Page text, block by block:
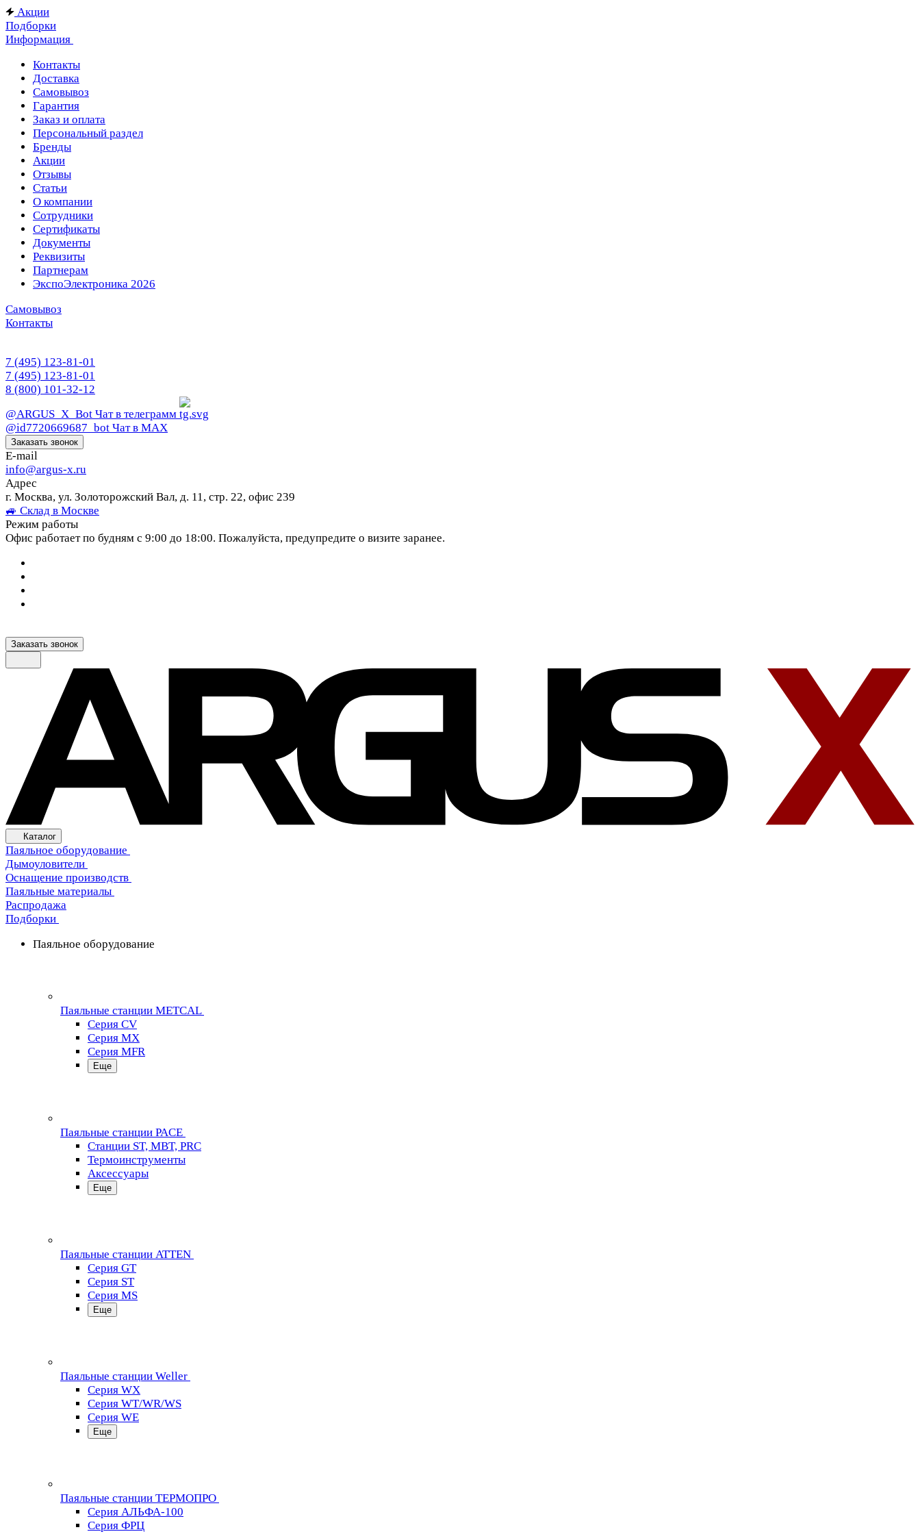
Акции
Подборки
Информация
Контакты
Доставка
Самовывоз
Гарантия
Заказ и оплата
Персональный раздел
Бренды
Акции
Отзывы
Статьи
О компании
Сотрудники
Сертификаты
Документы
Реквизиты
Партнерам
ЭкспоЭлектроника 2026
Самовывоз
Контакты
7 (495) 123-81-01
7 (495) 123-81-01
8 (800) 101-32-12
@ARGUS_X_Bot Чат в телеграмм
@id7720669687_bot Чат в МАХ
Заказать звонок
E-mail
info@argus-x.ru
Адрес
г. Москва, ул. Золоторожский Вал, д. 11, стр. 22, офис 239
🚙 Склад в Москве
Режим работы
Офис работает по будням с 9:00 до 18:00. Пожалуйста, предупредите о визите заранее.
Заказать звонок
Каталог
Паяльное оборудование
Дымоуловители
Оснащение производств
Паяльные материалы
Распродажа
Подборки
Паяльное оборудование
Паяльные станции METCAL
Серия CV
Серия MX
Серия MFR
Еще
Паяльные станции PACE
Станции ST, MBT, PRC
Термоинструменты
Аксессуары
Еще
Паяльные станции ATTEN
Серия GT
Серия ST
Серия MS
Еще
Паяльные станции Weller
Серия WX
Серия WT/WR/WS
Серия WE
Еще
Паяльные станции ТЕРМОПРО
Серия АЛЬФА-100
Серия ФРЦ